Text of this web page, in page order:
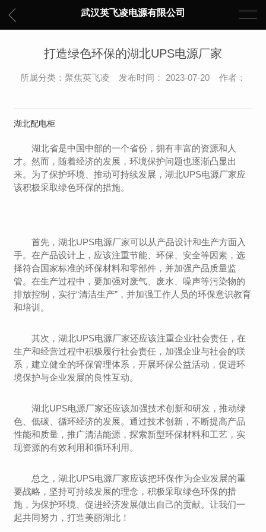
武汉英飞凌电源有限公司
打造绿色环保的湖北UPS电源厂家
所属分类：聚焦英飞凌 发布时间： 2023-07-20 作者：
湖北配电柜
湖北省是中国中部的一个省份，拥有丰富的资源和人
才。然而，随着经济的发展，环境保护问题也逐渐凸显出
来。为了保护环境、推动可持续发展，湖北UPS电源厂家应
该积极采取绿色环保的措施。
首先，湖北UPS电源厂家可以从产品设计和生产方面入
手。在产品设计上，应该注重节能、环保、安全等因素，选
择符合国家标准的环保材料和零部件，并加强产品质量监
管。在生产过程中，要加强对废气、废水、噪声等污染物的
排放控制，实行“清洁生产”，并加强工作人员的环保意识教育
和培训。
其次，湖北UPS电源厂家还应该注重企业社会责任，在
生产和经营过程中积极履行社会责任，加强企业与社会的联
系，建立健全的环保管理体系，开展环保公益活动，促进环
境保护与企业发展的良性互动。
湖北UPS电源厂家还应该加强技术创新和研发，推动绿
色、低碳、循环经济的发展。通过技术创新，不断提高产品
性能和质量，推广清洁能源，探索新型环保材料和工艺，实
现资源的有效利用和循环利用。
总之，湖北UPS电源厂家应该把环保作为企业发展的重
要战略，坚持可持续发展的理念，积极采取绿色环保的措
施，为保护环境、促进经济发展做出自己的贡献。让我们一
起共同努力，打造美丽湖北！